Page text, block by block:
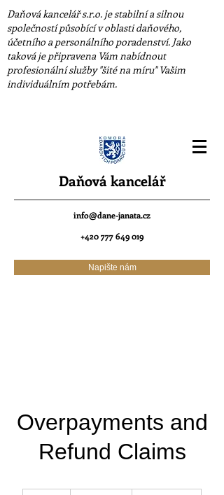
Daňová kancelář s.r.o. je stabilní a silnou
společností působící v oblasti daňového,
účetního a personálního poradenství. Jako
taková je připravena Vám nabídnout
profesionální služby "šité na míru" Vašim
individuálním potřebám.
Daňová kancelář
info@dane-janata.cz
+420 777 649 019
Napište nám
Overpayments and
Refund Claims